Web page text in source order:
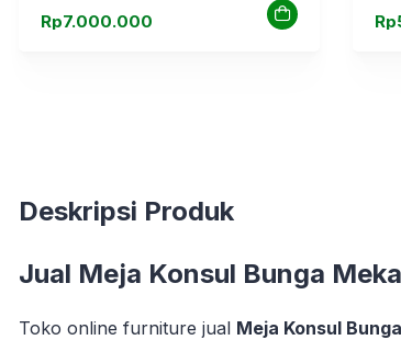
Rp7.000.000 Rp
Deskripsi Produk
Jual Meja Konsul Bunga
Toko online furniture jual Meja Konsul